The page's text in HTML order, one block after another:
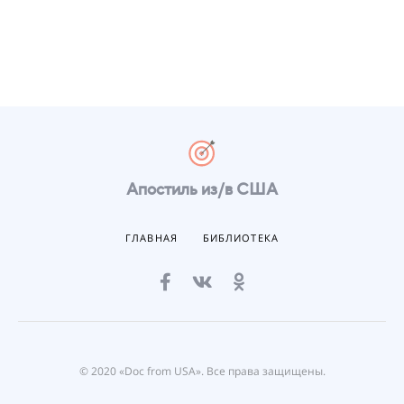
Апостиль из/в США
ГЛАВНАЯ БИБЛИОТЕКА
© 2020 «Doc from USA». Все права защищены.